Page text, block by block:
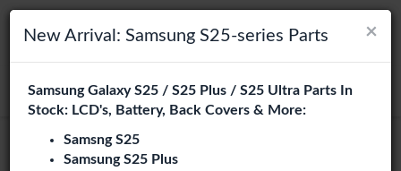
×
Wählen Sie Ihre Sprache
Es sieht so aus, als wären Sie in Vereinigte Staaten
Besuchen Sie
Navigation umschalten
suchen
Login
×
New Arrival: Samsung S25-series Parts
Samsung Galaxy S25 / S25 Plus / S25 Ultra Parts In
Stock: LCD's, Battery, Back Covers & More:
Samsng S25
Samsung S25 Plus